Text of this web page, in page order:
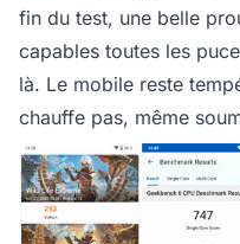
fin du test, une belle
capables toutes les
là. Le mobile reste
chauffe pas, même